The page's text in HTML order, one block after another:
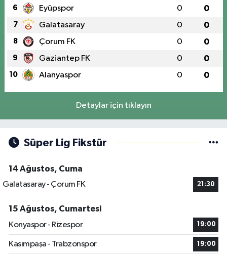
6 Eyüpspor 0 0
7 Galatasaray 0 0
8 Çorum FK 0 0
9 Gaziantep FK 0 0
10 Alanyaspor 0 0
Detaylar için tıklayın
Süper Lig Fikstür
14 Ağustos, Cuma
Galatasaray - Çorum FK
21:30
15 Ağustos, Cumartesi
Konyaspor - Rizespor
19:00
Kasımpaşa - Trabzonspor 19:00